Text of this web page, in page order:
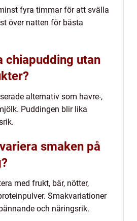
fyra timmar för att svälla
över natten för bästa
chiapudding utan
alternativ som havre-,
Puddingen blir lika
smaken på
med frukt, bär, nötter,
Smakvariationer
och näringsrik.